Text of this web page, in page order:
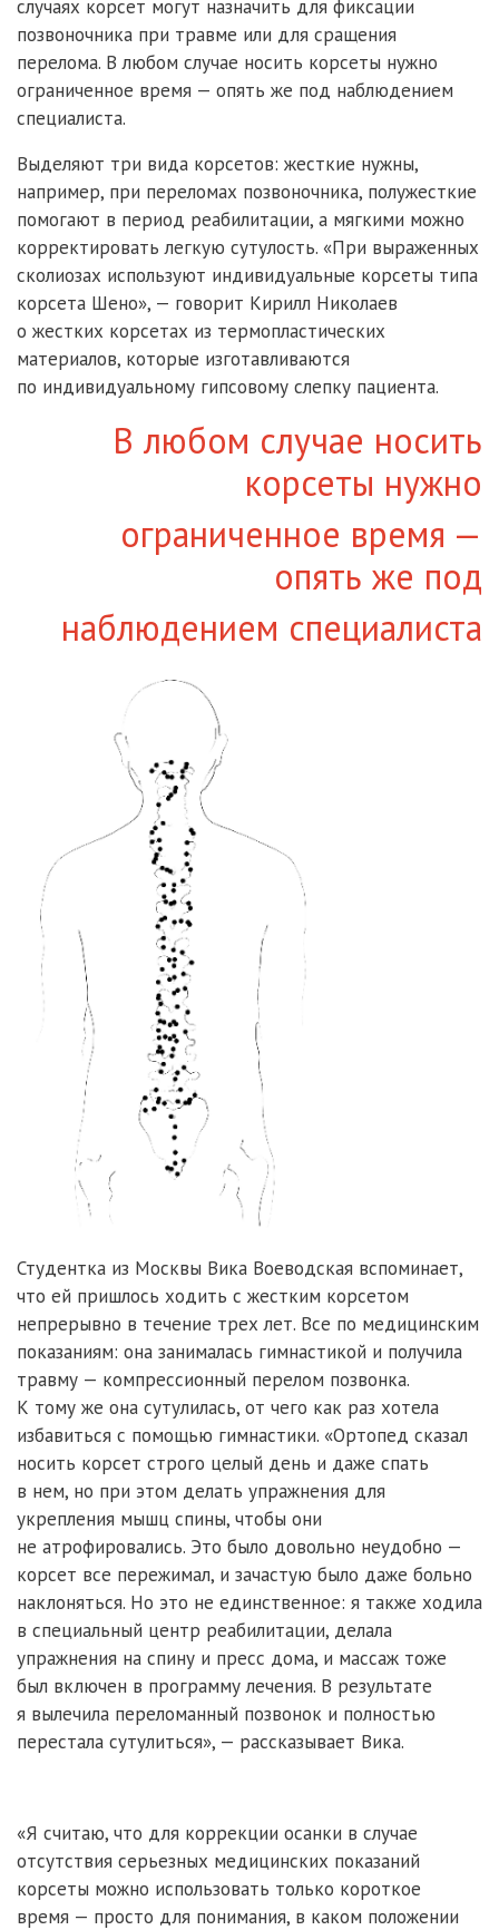
случаях корсет могут назначить для фиксации
позвоночника при травме или для сращения
перелома. В любом случае носить корсеты нужно
ограниченное время — опять же под наблюдением
специалиста.
Выделяют три вида корсетов: жесткие нужны,
например, при переломах позвоночника, полужесткие
помогают в период реабилитации, а мягкими можно
корректировать легкую сутулость. «При выраженных
сколиозах используют индивидуальные корсеты типа
корсета Шено», — говорит Кирилл Николаев
о жестких корсетах из термопластических
материалов, которые изготавливаются
по индивидуальному гипсовому слепку пациента.
В любом случае носить
корсеты нужно
ограниченное время —
опять же под
наблюдением специалиста
Студентка из Москвы Вика Воеводская вспоминает,
что ей пришлось ходить с жестким корсетом
непрерывно в течение трех лет. Все по медицинским
показаниям: она занималась гимнастикой и получила
травму — компрессионный перелом позвонка.
К тому же она сутулилась, от чего как раз хотела
избавиться с помощью гимнастики. «Ортопед сказал
носить корсет строго целый день и даже спать
в нем, но при этом делать упражнения для
укрепления мышц спины, чтобы они
не атрофировались. Это было довольно неудобно —
корсет все пережимал, и зачастую было даже больно
наклоняться. Но это не единственное: я также ходила
в специальный центр реабилитации, делала
упражнения на спину и пресс дома, и массаж тоже
был включен в программу лечения. В результате
я вылечила переломанный позвонок и полностью
перестала сутулиться», — рассказывает Вика.
«Я считаю, что для коррекции осанки в случае
отсутствия серьезных медицинских показаний
корсеты можно использовать только короткое
время — просто для понимания, в каком положении